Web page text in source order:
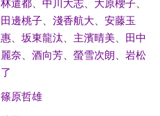
林遣都、 中川大志、 大原櫻子、
田邊桃子、 淺香航大、 安藤玉
惠、 坂東龍汰 主濱晴美、 田中
麗奈
酒向芳、 螢雪次朗
岩松
了
篠原哲雄